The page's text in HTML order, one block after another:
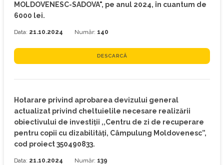
MOLDOVENESC-SADOVA", pe anul 2024, în cuantum de
6000 lei.
Data: 21.10.2024 Număr: 140
DESCARCĂ
Hotarare privind aprobarea devizului general
actualizat privind cheltuielile necesare realizării
obiectivului de investiţii ,,Centru de zi de recuperare
pentru copii cu dizabilități, Câmpulung Moldovenesc”,
cod proiect 350490833.
Data: 21.10.2024 Număr: 139